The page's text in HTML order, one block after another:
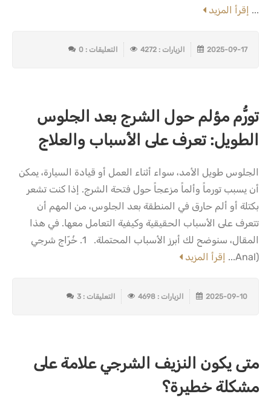
... إقرأ المزيد
2025-09-17 الزيارات : 4272 التعليقات : 0
تورُّم مؤلم حول الشرج بعد الجلوس
الطويل: تعرف على الأسباب والعلاج
الجلوس طويل الأمد، سواء أثناء العمل أو قيادة السيارة، يمكن
أن يسبب تورماً وألماً مزعجاً حول فتحة الشرج. إذا كنت تشعر
بكتلة أو ألم حارق في المنطقة بعد الجلوس، من المهم أن
تتعرف على الأسباب الحقيقية وكيفية التعامل معها. في هذا
المقال، سنوضح لك أبرز الأسباب المحتملة. 1. خُرّاج شرجي
(Anal...
إقرأ المزيد
2025-09-10 الزيارات : 4698 التعليقات : 3
متى يكون النزيف الشرجي علامة على
مشكلة خطيرة؟